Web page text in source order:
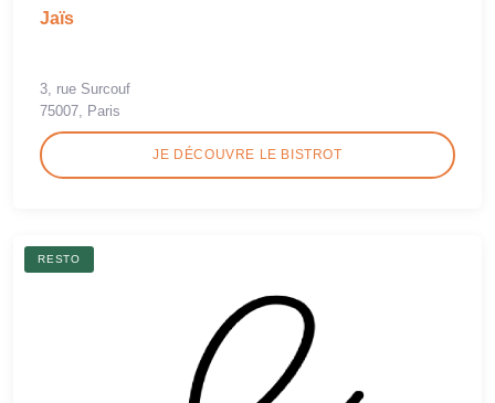
Jaïs
3, rue Surcouf
75007, Paris
JE DÉCOUVRE LE BISTROT
RESTO